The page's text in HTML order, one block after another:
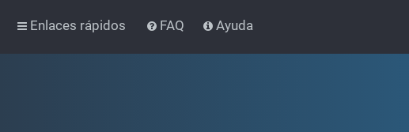
Enlaces rápidos FAQ Ayuda